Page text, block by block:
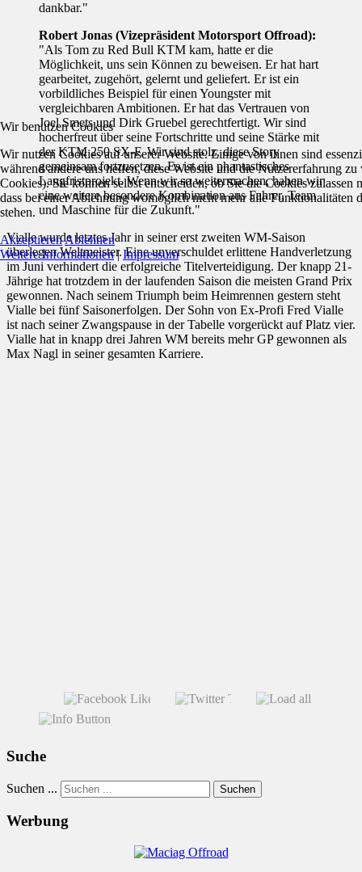
dankbar."
Robert Jonas (Vizepräsident Motorsport Offroad):
"Als Tom zu Red Bull KTM kam, hatte er die
Möglichkeit, uns sein Können zu beweisen. Er hat hart
gearbeitet, zugehört, gelernt und geliefert. Er ist ein
vorbildliches Beispiel für einen Youngster mit
vergleichbaren Ambitionen. Er hat das Vertrauen von
Joel Smets und Dirk Gruebel gerechtfertigt. Wir sind
hocherfreut über seine Fortschritte und seine Stärke mit
der KTM 250 SX-F. Wir sind stolz, diese Story
gemeinsam fortzusetzen. Es ist ein phantastisches
Langfristprojekt. Wenn wir so weitermachen, haben wir
eine weitere besondere Kombination aus Fahrer, Team
und Maschine für die Zukunft."
Vialle wurde letztes Jahr in seiner erst zweiten WM-Saison
überlegen Weltmeister. Eine unverschuldet erlittene Handverletzung
im Juni verhindert die erfolgreiche Titelverteidigung. Der knapp 21-
Jährige hat trotzdem in der laufenden Saison die meisten Grand Prix
gewonnen. Nach seinem Triumph beim Heimrennen gestern steht
Vialle bei fünf Saisonerfolgen. Der Sohn von Ex-Profi Fred Vialle
ist nach seiner Zwangspause in der Tabelle vorgerückt auf Platz vier.
Vialle hat in knapp drei Jahren WM bereits mehr GP gewonnen als
Max Nagl in seiner gesamten Karriere.
Suche
Suchen ... Suchen
Werbung
Wir benutzen Cookies
Wir nutzen Cookies auf unserer Website. Einige von ihnen sind
während andere uns helfen, diese Website und die Nutzererfahrung zu
Cookies). Sie können selbst entscheiden, ob Sie die Cookies zulassen
dass bei einer Ablehnung womöglich nicht mehr alle Funktionalitäten
stehen.
AkzeptierenAblehnen
Weitere Informationen|Impressum